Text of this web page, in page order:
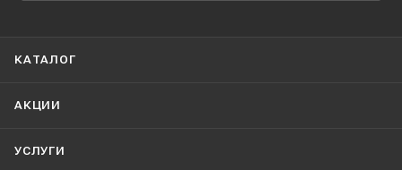
КАТАЛОГ
АКЦИИ
УСЛУГИ